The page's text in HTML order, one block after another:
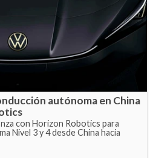
autónoma en China
con Horizon Robotics para
Nivel 3 y 4 desde China hacia